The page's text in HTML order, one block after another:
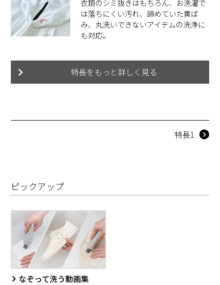
衣類のシミ抜きはもちろん、お洗濯で
は落ちにくい汚れ、諦めていた黄ば
み、丸洗いできないアイテムの洗浄に
も対応。
特長をもっと詳しく見る
特長1
ピックアップ
なぞって洗う動画集